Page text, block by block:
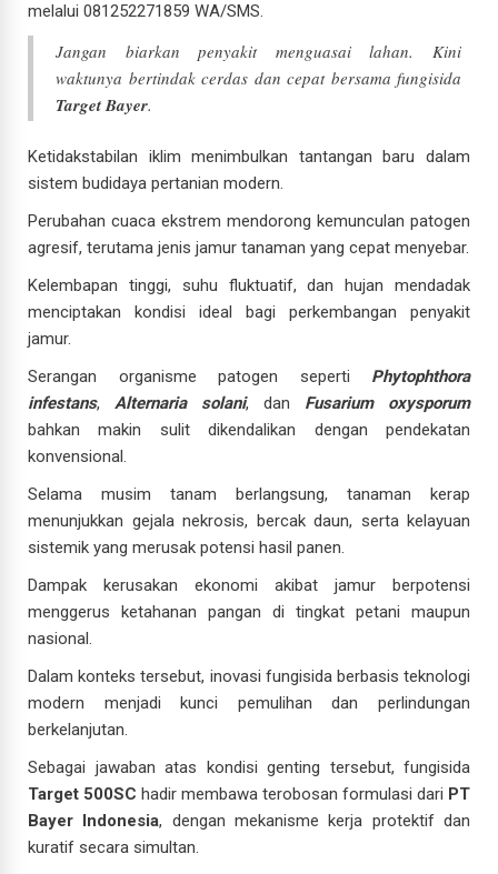
melalui 081252271859 WA/SMS.
Jangan biarkan penyakit menguasai lahan. Kini
waktunya bertindak cerdas dan cepat bersama fungisida
Target Bayer.
Ketidakstabilan iklim menimbulkan tantangan baru dalam
sistem budidaya pertanian modern.
Perubahan cuaca ekstrem mendorong kemunculan patogen
agresif, terutama jenis jamur tanaman yang cepat menyebar.
Kelembapan tinggi, suhu fluktuatif, dan hujan mendadak
menciptakan kondisi ideal bagi perkembangan penyakit
jamur.
Serangan organisme patogen seperti Phytophthora
infestans, Alternaria solani, dan Fusarium oxysporum
bahkan makin sulit dikendalikan dengan pendekatan
konvensional.
Selama musim tanam berlangsung, tanaman kerap
menunjukkan gejala nekrosis, bercak daun, serta kelayuan
sistemik yang merusak potensi hasil panen.
Dampak kerusakan ekonomi akibat jamur berpotensi
menggerus ketahanan pangan di tingkat petani maupun
nasional.
Dalam konteks tersebut, inovasi fungisida berbasis teknologi
modern menjadi kunci pemulihan dan perlindungan
berkelanjutan.
Sebagai jawaban atas kondisi genting tersebut, fungisida
Target 500SC hadir membawa terobosan formulasi dari PT
Bayer Indonesia, dengan mekanisme kerja protektif dan
kuratif secara simultan.